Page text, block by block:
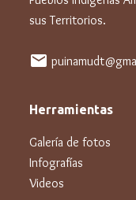
sus Territorios.
mail
Herramientas
Galería de fotos
Infografías
Videos